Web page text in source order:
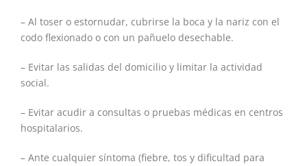
– Al toser o estornudar, cubrirse la boca y la nariz con el
codo flexionado o con un pañuelo desechable.
– Evitar las salidas del domicilio y limitar la actividad
social.
– Evitar acudir a consultas o pruebas médicas en centros
hospitalarios.
– Ante cualquier síntoma (fiebre, tos y dificultad para